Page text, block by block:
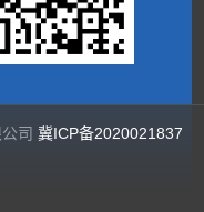
公司冀ICP备2020021837